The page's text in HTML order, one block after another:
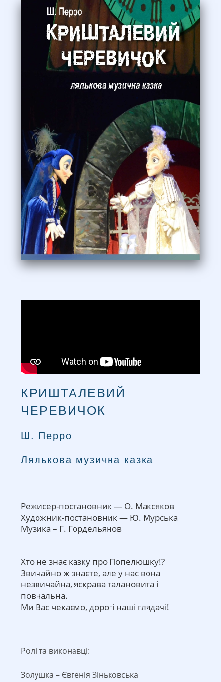
КРИШТАЛЕВИЙ
ЧЕРЕВИЧОК
Ш. Перро
Лялькова музична казка
Режисер-постановник — О. Максяков
Художник-постановник — Ю. Мурська
Музика – Г. Гордельянов
Хто не знає казку про Попелюшку!?
Звичайно ж знаєте, але у нас вона
незвичайна, яскрава талановита і
повчальна.
Ми Вас чекаємо, дорогі наші глядачі!
Ролі та виконавці:
Золушка – Євгенія Зіньковська